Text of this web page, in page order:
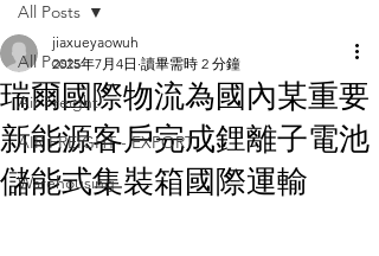
All Posts
Air Freight
AIR FREIGHT - EXPORT
Warehousing
All Posts
瑞爾國際物流為國內某重要
新能源客戶完成鋰離子電池
儲能式集裝箱國際運輸
jiaxueyaowuh
2025年7月4日 讀畢需時 2 分鐘